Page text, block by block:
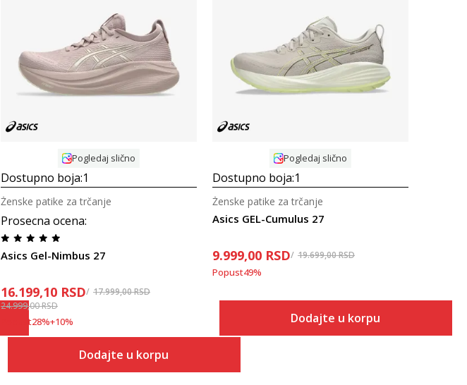
Uporedi
Pogledaj slično
Dostupno boja:1
Prosecna ocena:
Asics Gel-Nimbus 27
Ženske patike za trčanje
16.199,10 RSD 17.999,00RSD
24.999,00RSD
Popust28%+10%
Dodajte u korpu
Uporedi
Pogledaj slično
Dostupno boja:1
Asics GEL-Cumulus 27
Ženske patike za trčanje
9.999,00 RSD 19.699,00RSD
Popust49%
Dodajte u korpu